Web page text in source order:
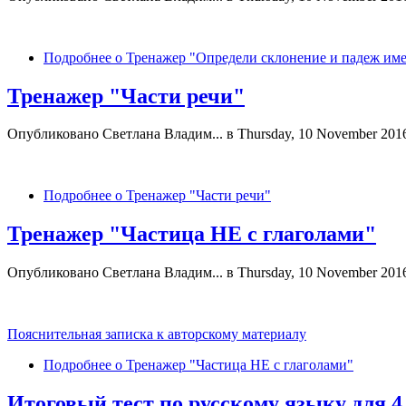
Подробнее о Тренажер "Определи склонение и падеж
Тренажер "Части речи"
Опубликовано Светлана Владим... в Thursday, 10 November
Подробнее о Тренажер "Части речи"
Тренажер "Частица НЕ с глаголами"
Опубликовано Светлана Владим... в Thursday, 10 November
Пояснительная записка к авторскому материалу
Подробнее о Тренажер "Частица НЕ с глаголами"